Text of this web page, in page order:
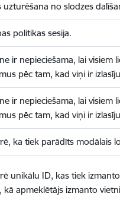
uzturēšana no slodzes
politikas sesija.
ir nepieciešama, lai visiem
pēc tam, kad viņi ir
ir nepieciešama, lai visiem
pēc tam, kad viņi ir
ka tiek parādīts modālais
unikālu ID, kas tiek
kā apmeklētājs izmanto